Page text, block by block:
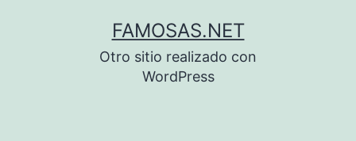
FAMOSAS.NET
Otro sitio realizado con
WordPress